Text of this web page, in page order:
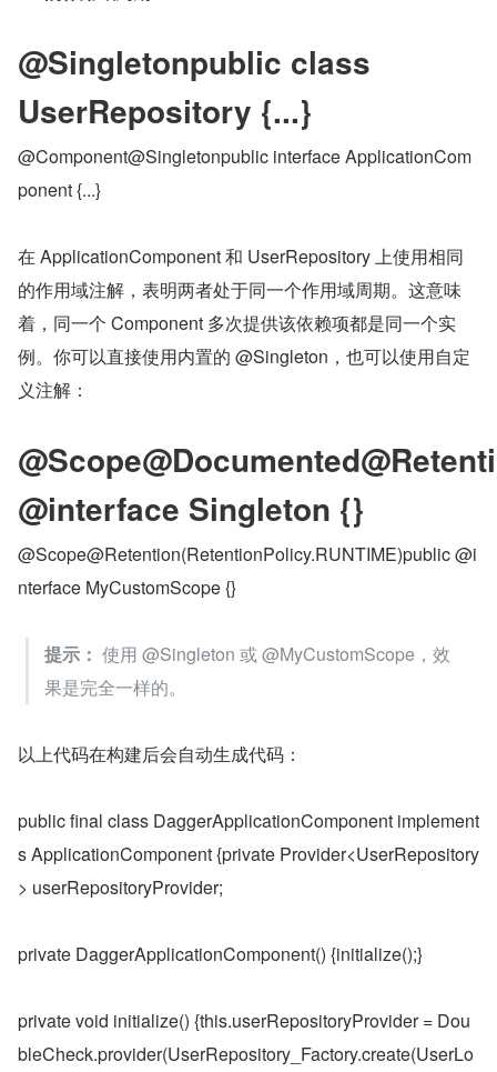
@Singletonpublic class
UserRepository {...}
@Component@Singletonpublic interface ApplicationCom
ponent {...}
在 ApplicationComponent 和 UserRepository 上使用相同
的作用域注解，表明两者处于同一个作用域周期。这意味
着，同一个 Component 多次提供该依赖项都是同一个实
例。你可以直接使用内置的 @Singleton，也可以使用自定
义注解：
@interface Singleton {}
@Scope@Retention(RetentionPolicy.RUNTIME)public @i
nterface MyCustomScope {}
提示： 使用 @Singleton 或 @MyCustomScope，效
果是完全一样的。
以上代码在构建后会自动生成代码：
public final class DaggerApplicationComponent implement
s ApplicationComponent {private Provider<UserRepository
> userRepositoryProvider;
private DaggerApplicationComponent() {initialize();}
private void initialize() {this.userRepositoryProvider = Dou
bleCheck.provider(UserRepository_Factory.create(UserLo